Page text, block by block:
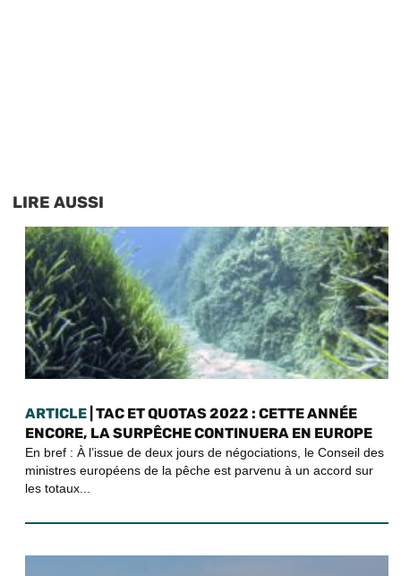
LIRE AUSSI
ARTICLE | TAC ET QUOTAS 2022 : CETTE ANNÉE
ENCORE, LA SURPÊCHE CONTINUERA EN EUROPE
En bref : À l’issue de deux jours de négociations, le Conseil des
ministres européens de la pêche est parvenu à un accord sur
les totaux...